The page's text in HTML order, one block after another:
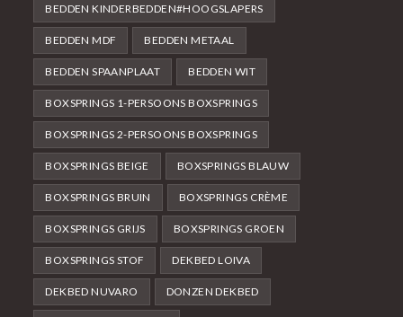
BEDDEN KINDERBEDDEN#HOOGSLAPERS
BEDDEN MDF BEDDEN METAAL
BEDDEN SPAANPLAAT BEDDEN WIT
BOXSPRINGS 1-PERSOONS BOXSPRINGS
BOXSPRINGS 2-PERSOONS BOXSPRINGS
BOXSPRINGS BEIGE BOXSPRINGS BLAUW
BOXSPRINGS BRUIN BOXSPRINGS CRÈME
BOXSPRINGS GRIJS BOXSPRINGS GROEN
BOXSPRINGS STOF DEKBED LOIVA
DEKBED NUVARO DONZEN DEKBED